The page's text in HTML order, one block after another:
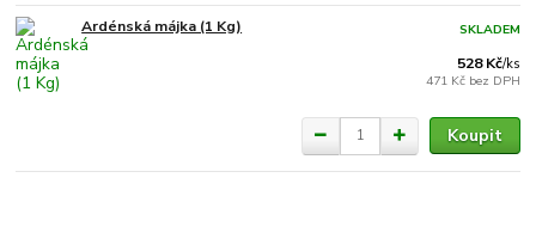
Ardénská májka (1 Kg)
528 Kč/ks
471 Kč bez DPH
SKLADEM
Koupit